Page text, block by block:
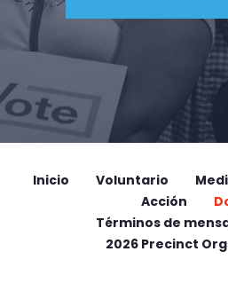
Vote
Donar
Inicio Voluntario
Acción
Términos de
2026 Precinct